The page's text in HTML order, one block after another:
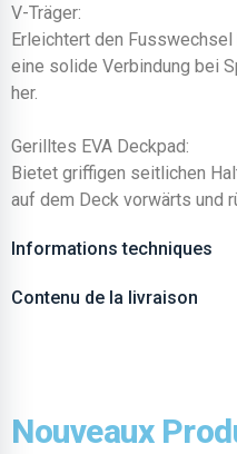
V-Träger:
Erleichtert den
eine solide Verbindung bei
her.
Gerilltes EVA Deckpad:
Bietet griffigen seitlichen
auf dem Deck vorwärts und
Informations techniques
Contenu de la livraison
Nouveaux